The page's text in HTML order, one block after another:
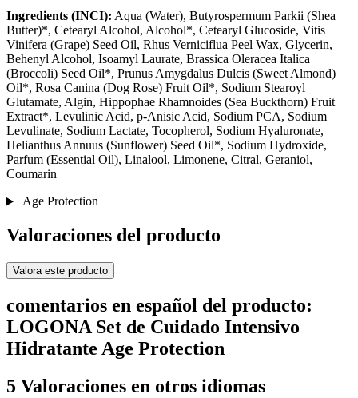
Ingredients (INCI): Aqua (Water), Butyrospermum Parkii (Shea
Butter)*, Cetearyl Alcohol, Alcohol*, Cetearyl Glucoside, Vitis
Vinifera (Grape) Seed Oil, Rhus Verniciflua Peel Wax, Glycerin,
Behenyl Alcohol, Isoamyl Laurate, Brassica Oleracea Italica
(Broccoli) Seed Oil*, Prunus Amygdalus Dulcis (Sweet Almond)
Oil*, Rosa Canina (Dog Rose) Fruit Oil*, Sodium Stearoyl
Glutamate, Algin, Hippophae Rhamnoides (Sea Buckthorn) Fruit
Extract*, Levulinic Acid, p-Anisic Acid, Sodium PCA, Sodium
Levulinate, Sodium Lactate, Tocopherol, Sodium Hyaluronate,
Helianthus Annuus (Sunflower) Seed Oil*, Sodium Hydroxide,
Parfum (Essential Oil), Linalool, Limonene, Citral, Geraniol,
Coumarin
Age Protection
Valoraciones del producto
Valora este producto
comentarios en español del producto:
LOGONA Set de Cuidado Intensivo
Hidratante Age Protection
5 Valoraciones en otros idiomas